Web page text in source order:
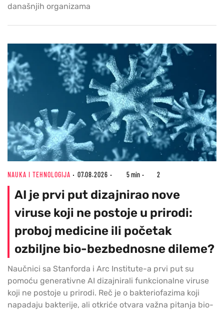
današnjih organizama
NAUKA I TEHNOLOGIJA 07.08.2026 5 min 2
AI je prvi put dizajnirao nove
viruse koji ne postoje u prirodi:
proboj medicine ili početak
ozbiljne bio-bezbednosne dileme?
Naučnici sa Stanforda i Arc Institute-a prvi put su
pomoću generativne AI dizajnirali funkcionalne viruse
koji ne postoje u prirodi. Reč je o bakteriofazima koji
napadaju bakterije, ali otkriće otvara važna pitanja bio-